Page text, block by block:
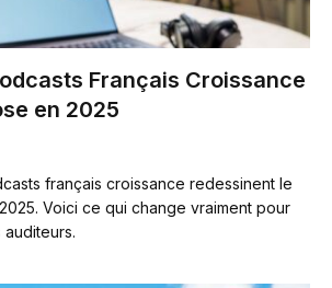
Français Croissance
en 2025
français croissance redessinent le
Voici ce qui change vraiment pour